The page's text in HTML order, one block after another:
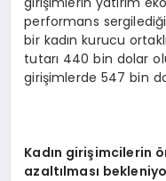
performans
bir kadın kurucu
tutarı 440 bin dolar
girişimlerde 547 bin
Kadın girişimcilerin
azaltılması